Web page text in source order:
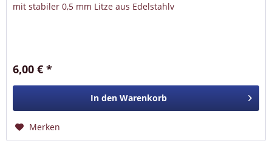
mit stabiler 0,5 mm Litze aus Edelstahlv
6,00 € *
In den Warenkorb
Merken